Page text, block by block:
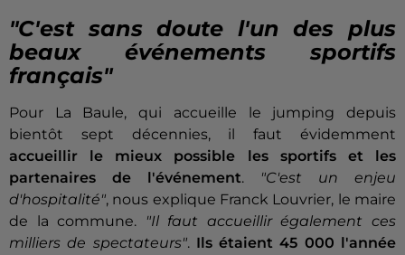
"C'est sans doute l'un des plus
beaux événements sportifs
français"
Pour La Baule, qui accueille le jumping depuis
bientôt sept décennies, il faut évidemment
accueillir le mieux possible les sportifs et les
partenaires de l'événement.
"C'est un enjeu
d'hospitalité", nous explique Franck Louvrier, le maire
de la commune.
"Il faut accueillir également ces
milliers de spectateurs". Ils étaient 45 000 l'année